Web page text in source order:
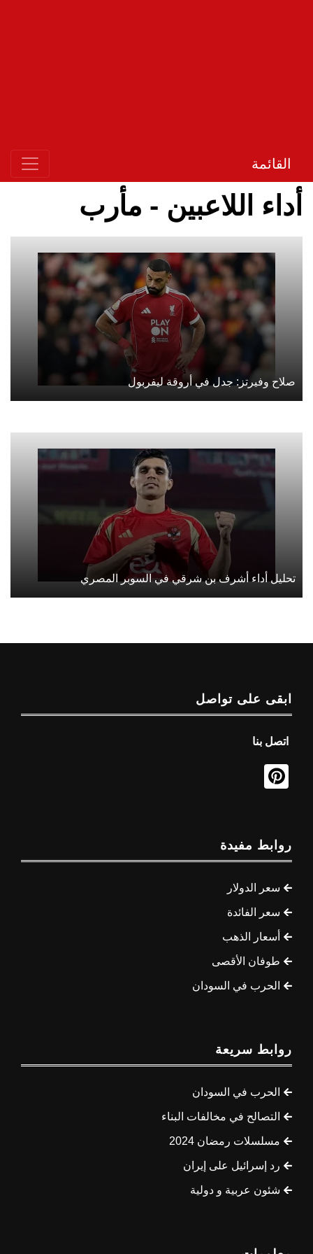
القائمة
أداء اللاعبين - مأرب
صلاح وفيرتز: جدل في أروقة ليفربول
تحليل أداء أشرف بن شرقي في السوبر المصري
ابقى على تواصل
اتصل بنا
روابط مفيدة
سعر الدولار
سعر الفائدة
أسعار الذهب
طوفان الأقصى
الحرب في السودان
روابط سريعة
الحرب في السودان
التصالح في مخالفات البناء
مسلسلات رمضان 2024
رد إسرائيل على إيران
شئون عربية و دولية